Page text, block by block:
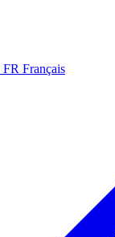
FR Français